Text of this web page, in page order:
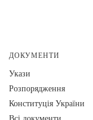
ДОКУМЕНТИ
Укази
Розпорядження
Конституція України